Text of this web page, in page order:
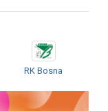
RK Bosna